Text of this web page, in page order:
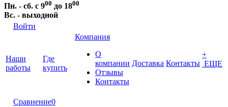
Пн. - сб. с 900 до 1800
Вс. - выходной
Войти
Наши
работы
Где
купить
Компания
О
компании
Отзывы
Контакты
Доставка Контакты
+
ЕЩЕ
Сравнение0